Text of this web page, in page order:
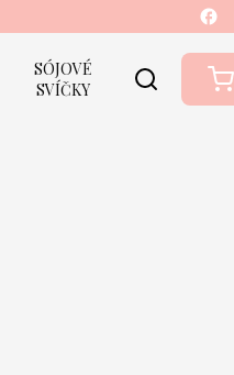
SÓJOVÉ
SVÍČKY